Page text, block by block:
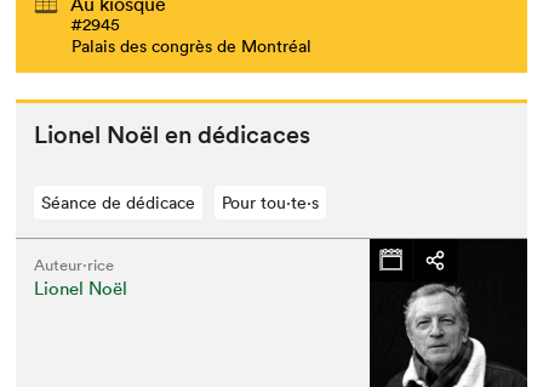
#2945
Palais des congrès de Montréal
Lionel Noël en dédicaces
Séance de dédicace Pour tou⋅te⋅s
Auteur·rice
Lionel Noël